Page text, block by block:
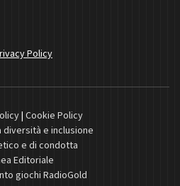
Policy
| Cookie Policy
diversità e inclusione
e di condotta
Editoriale
giochi RadioGold